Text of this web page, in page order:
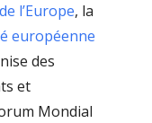
l’Europe, la
européenne
des
et
Mondial